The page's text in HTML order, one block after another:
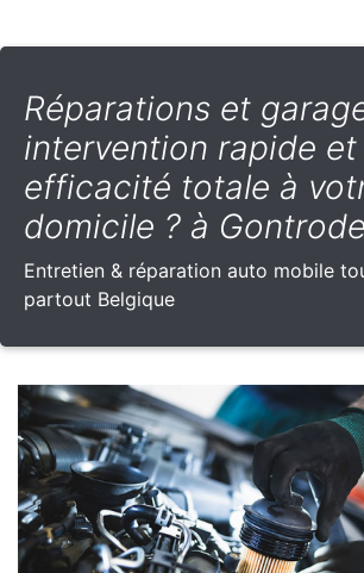
Réparations et
intervention rapide et
efficacité totale à
domicile ? à
Entretien & réparation auto mobile
partout Belgique